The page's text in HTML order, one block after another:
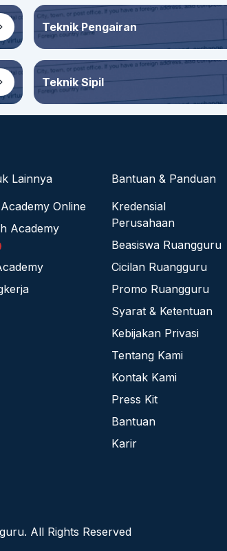
Teknik Pengairan
Teknik Sipil
Lainnya
Online
Academy
Bantuan & Panduan
Kredensial
Perusahaan
Beasiswa Ruangguru
Cicilan Ruangguru
Promo Ruangguru
Syarat & Ketentuan
Kebijakan Privasi
Tentang Kami
Kontak Kami
Press Kit
Bantuan
Karir
. All Rights Reserved